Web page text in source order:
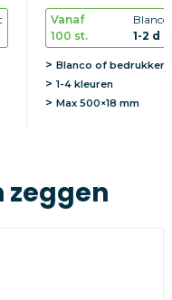
Vanaf
100 st.
Blanco
1-2 d
Blanco of bedrukken
1-4 kleuren
Max500×18 mm
zeggen